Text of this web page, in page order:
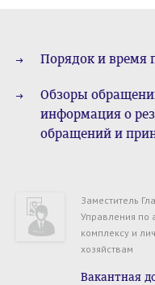
Порядок и время
Обзоры
информация о
обращений и
Заместитель
Управления по
комплексу и
хозяйствам
Вакантная